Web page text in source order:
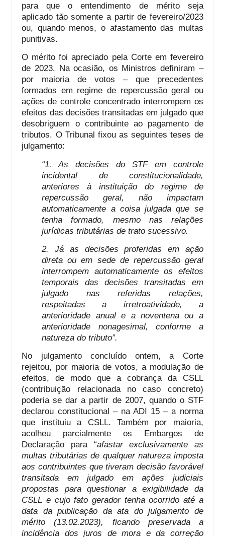
para que o entendimento de mérito seja
aplicado tão somente a partir de fevereiro/2023
ou, quando menos, o afastamento das multas
punitivas.
O mérito foi apreciado pela Corte em fevereiro
de 2023. Na ocasião, os Ministros definiram –
por maioria de votos – que precedentes
formados em regime de repercussão geral ou
ações de controle concentrado interrompem os
efeitos das decisões transitadas em julgado que
desobriguem o contribuinte ao pagamento de
tributos. O Tribunal fixou as seguintes teses de
julgamento:
“1. As decisões do STF em controle
incidental de constitucionalidade,
anteriores à instituição do regime de
repercussão geral, não impactam
automaticamente a coisa julgada que se
tenha formado, mesmo nas relações
jurídicas tributárias de trato sucessivo.
2. Já as decisões proferidas em ação
direta ou em sede de repercussão geral
interrompem automaticamente os efeitos
temporais das decisões transitadas em
julgado nas referidas relações,
respeitadas a irretroatividade, a
anterioridade anual e a noventena ou a
anterioridade nonagesimal, conforme a
natureza do tributo”.
No julgamento concluído ontem, a Corte
rejeitou, por maioria de votos, a modulação de
efeitos, de modo que a cobrança da CSLL
(contribuição relacionada no caso concreto)
poderia se dar a partir de 2007, quando o STF
declarou constitucional – na ADI 15 – a norma
que instituiu a CSLL. Também por maioria,
acolheu parcialmente os Embargos de
Declaração para “afastar exclusivamente as
multas tributárias de qualquer natureza imposta
aos contribuintes que tiveram decisão favorável
transitada em julgado em ações judiciais
propostas para questionar a exigibilidade da
CSLL e cujo fato gerador tenha ocorrido até a
data da publicação da ata do julgamento de
mérito (13.02.2023), ficando preservada a
incidência dos juros de mora e da correção